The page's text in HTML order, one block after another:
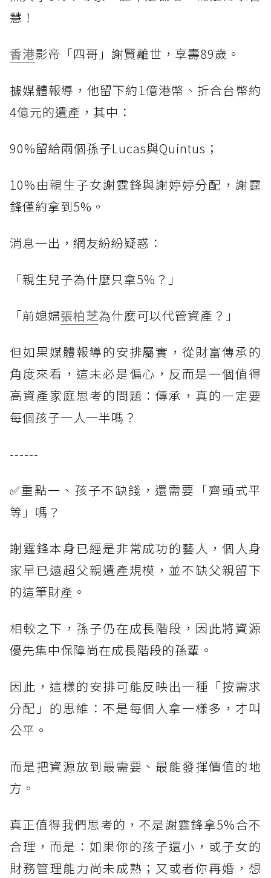
慧！
香港影帝「四哥」謝賢離世，享壽89歲。
據媒體報導，他留下約1億港幣、折合台幣約
4億元的遺產，其中：
90%留給兩個孫子Lucas與Quintus；
10%由親生子女謝霆鋒與謝婷婷分配，謝霆
鋒僅約拿到5%。
消息一出，網友紛紛疑惑：
「親生兒子為什麼只拿5%？」
「前媳婦張柏芝為什麼可以代管資產？」
但如果媒體報導的安排屬實，從財富傳承的
角度來看，這未必是偏心，反而是一個值得
高資產家庭思考的問題：傳承，真的一定要
每個孩子一人一半嗎？
------
✅重點一、孩子不缺錢，還需要「齊頭式平
等」嗎？
謝霆鋒本身已經是非常成功的藝人，個人身
家早已遠超父親遺產規模，並不缺父親留下
的這筆財產。
相較之下，孫子仍在成長階段，因此將資源
優先集中保障尚在成長階段的孫輩。
因此，這樣的安排可能反映出一種「按需求
分配」的思維：不是每個人拿一樣多，才叫
公平。
而是把資源放到最需要、最能發揮價值的地
方。
真正值得我們思考的，不是謝霆鋒拿5%合不
合理，而是：如果你的孩子還小，或子女的
財務管理能力尚未成熟；又或者你再婚，想